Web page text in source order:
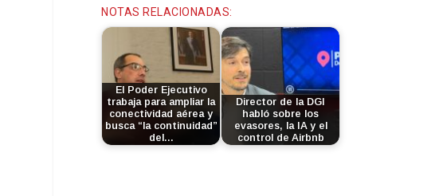
NOTAS RELACIONADAS:
El Poder Ejecutivo
trabaja para ampliar la
conectividad aérea y
busca “la continuidad”
del…
Director de la DGI
habló sobre los
evasores, la IA y el
control de Airbnb